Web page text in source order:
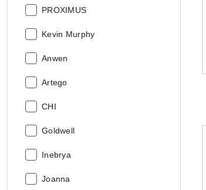
Producent:
PROXIMUS
Producent:
Kevin Murphy
Producent:
Anwen
Producent:
Artego
Producent:
CHI
Producent:
Goldwell
Producent:
Inebrya
Producent:
Joanna